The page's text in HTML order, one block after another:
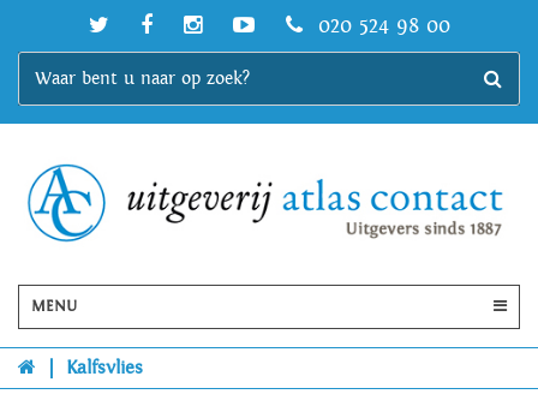
020 524 98 00
MENU
Kalfsvlies